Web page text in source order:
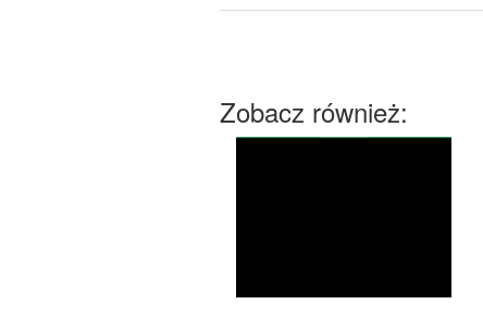
Zobacz również: